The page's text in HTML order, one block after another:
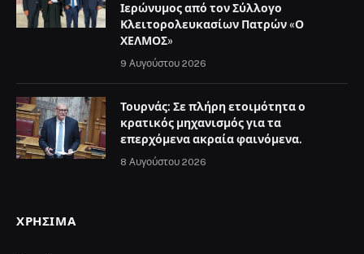
Ιερώνυμος από τον Σύλλογο
Κλειτορολευκασίων Πατρών «Ο
ΧΕΛΜΟΣ»
9 Αυγούστου 2026
Τουρνάς: Σε πλήρη ετοιμότητα ο
κρατικός μηχανισμός για τα
επερχόμενα ακραία φαινόμενα.
8 Αυγούστου 2026
ΧΡΉΣΙΜΑ